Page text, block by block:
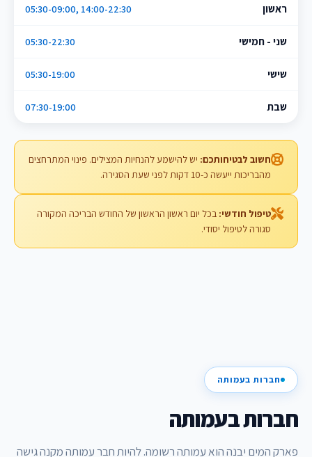
ראשון 05:30-09:00, 14:00-22:30
שני - חמישי 05:30-22:30
שישי 05:30-19:00
שבת 07:30-19:00
חשוב לבטיחותכם: יש להישמע להנחיות המצילים. פינוי המתרחצים
מהבריכות ייעשה כ-10 דקות לפני שעת הסגירה.
טיפול חודשי: בכל יום ראשון הראשון של החודש הבריכה המקורה
סגורה לטיפול יסודי.
חברות בעמותה
חברות בעמותה
פארק המים יבנה הוא עמותה רשומה. להיות חבר עמותה מקנה גישה